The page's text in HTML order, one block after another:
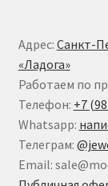
Адрес: Санкт-
«Ладога»
Работаем по
Телефон: +7
Whatsapp:
Телеграм:
Email: